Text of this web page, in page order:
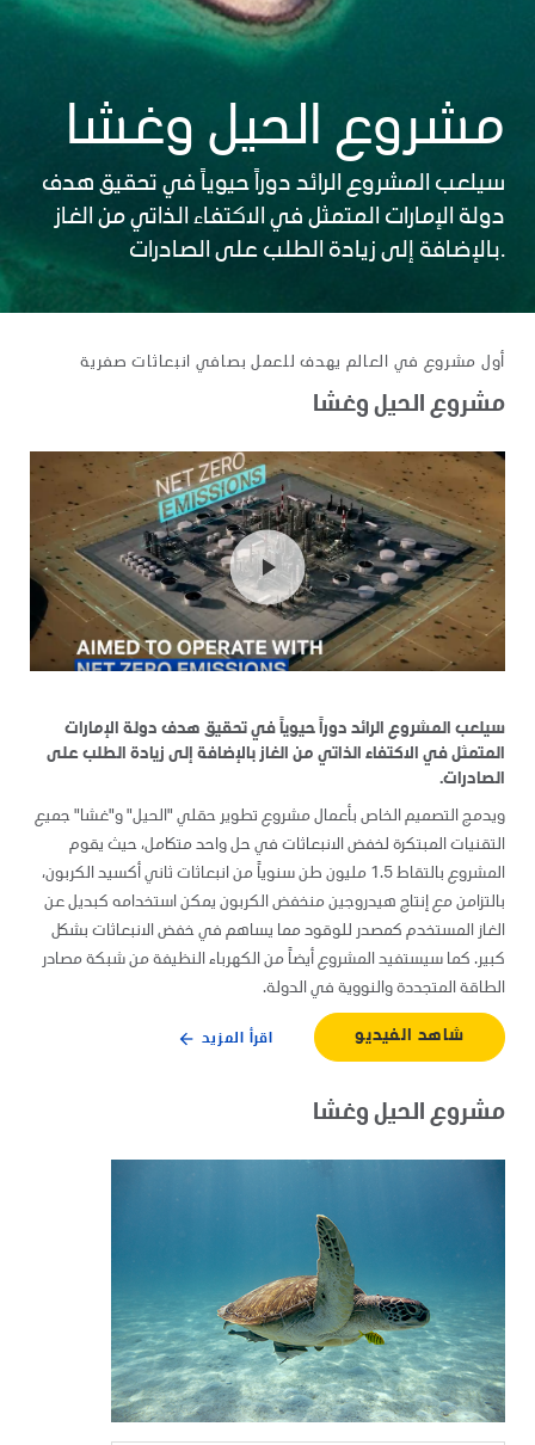
مشروع الحيل وغشا
سيلعب المشروع الرائد دوراً حيوياً في تحقيق هدف
دولة الإمارات المتمثل في الاكتفاء الذاتي من الغاز
بالإضافة إلى زيادة الطلب على الصادرات.
سيلعب المشروع الرائد دوراً حيوياً في تحقيق هدف دولة الإمارات
المتمثل في الاكتفاء الذاتي من الغاز بالإضافة إلى زيادة الطلب على
الصادرات.
ويدمج التصميم الخاص بأعمال مشروع تطوير حقلي "الحيل" و"غشا" جميع
التقنيات المبتكرة لخفض الانبعاثات في حل واحد متكامل، حيث يقوم
المشروع بالتقاط 1.5 مليون طن سنوياً من انبعاثات ثاني أكسيد الكربون،
بالتزامن مع إنتاج هيدروجين منخفض الكربون يمكن استخدامه كبديل عن
الغاز المستخدم كمصدر للوقود مما يساهم في خفض الانبعاثات بشكل
كبير. كما سيستفيد المشروع أيضاً من الكهرباء النظيفة من شبكة مصادر
الطاقة المتجددة والنووية في الدولة.
شاهد الفيديو اقرأ المزيد
أول مشروع في العالم يهدف للعمل بصافي انبعاثات صفرية
مشروع الحيل وغشا
play_arrow
مشروع الحيل وغشا